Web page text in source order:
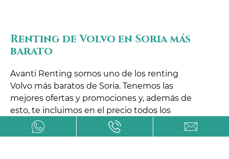
Renting de Volvo en Soria más
barato
Avanti Renting somos uno de los renting
Volvo más baratos de Soria. Tenemos las
mejores ofertas y promociones y, además de
esto, te incluimos en el precio todos los
gastos.